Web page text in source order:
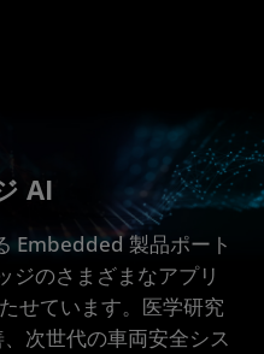
AI
Embedded 製品ポート
ジのさまざまなアプリ
せています。医学研究
次世代の車両安全シス